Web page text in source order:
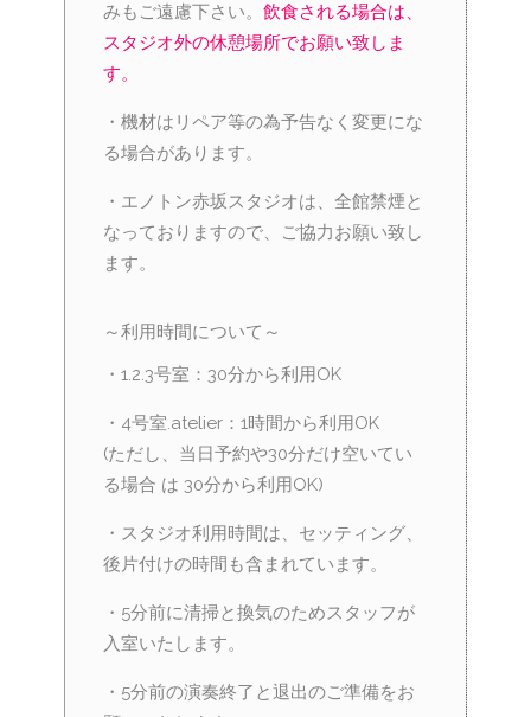
みもご遠慮下さい。 飲食される場合は、
スタジオ外の休憩場所でお願い致しま
す。
・機材はリペア等の為予告なく変更にな
る場合があります。
・エノトン赤坂スタジオは、全館禁煙と
なっておりますので、ご協力お願い致し
ます。
～利用時間について～
・1.2.3号室：30分から利用OK
・4号室.atelier：1時間から利用OK
(ただし、当日予約や30分だけ空いてい
る場合 は 30分から利用OK)
・スタジオ利用時間は、セッティング、
後片付けの時間も含まれています。
・5分前に清掃と換気のためスタッフが
入室いたします。
・5分前の演奏終了と退出のご準備をお